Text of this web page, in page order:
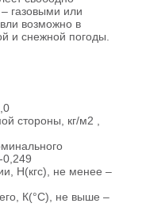
газовыми или
возможно в
и снежной погоды.
стороны, кг/м2 ,
0,249
Н(кгс), не менее –
К(°С), не выше –